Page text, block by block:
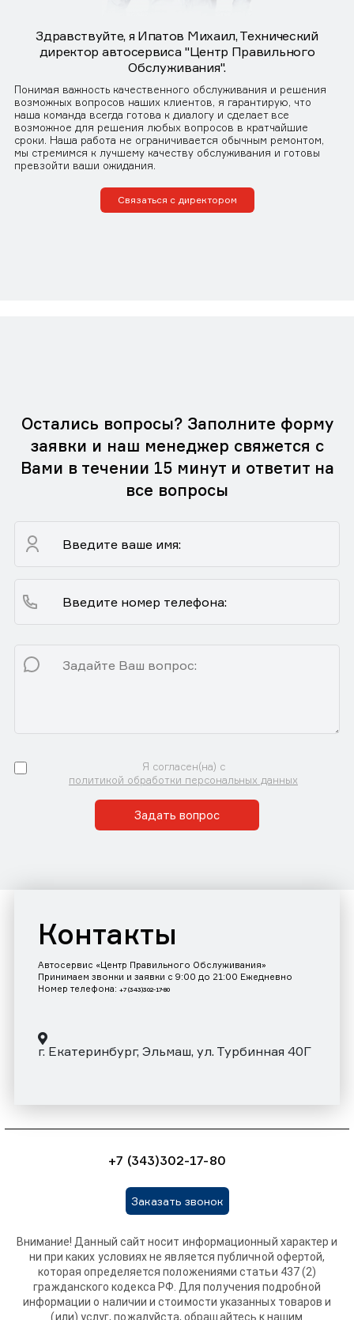
Здравствуйте, я Ипатов Михаил, Технический
директор автосервиса "Центр Правильного
Обслуживания".
Понимая важность качественного обслуживания и решения
возможных вопросов наших клиентов, я гарантирую, что
наша команда всегда готова к диалогу и сделает все
возможное для решения любых вопросов в кратчайшие
сроки. Наша работа не ограничивается обычным ремонтом,
мы стремимся к лучшему качеству обслуживания и готовы
превзойти ваши ожидания.
Связаться с директором
Остались вопросы? Заполните форму
заявки и наш менеджер свяжется с
Вами в течении 15 минут и ответит на
все вопросы
Я согласен(на) с
политикой обработки персональных данных
Задать вопрос
Контакты
Автосервис «Центр Правильного Обслуживания»
Принимаем звонки и заявки с 9:00 до 21:00 Ежедневно
Номер телефона: +7 (343)302-17-80
г. Екатеринбург, Эльмаш, ул. Турбинная 40Г
+7 (343)302-17-80
Заказать звонок
Внимание! Данный сайт носит информационный характер и
ни при каких условиях не является публичной офертой,
которая определяется положениями статьи 437 (2)
гражданского кодекса РФ. Для получения подробной
информации о наличии и стоимости указанных товаров и
(или) услуг, пожалуйста, обращайтесь к нашим